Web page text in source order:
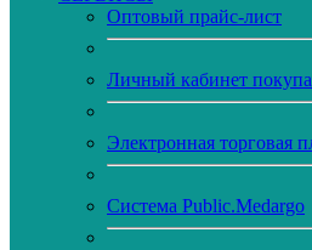
Оптовый прайс-лист
Личный кабинет
Электронная торговая
Система Public.Medargo